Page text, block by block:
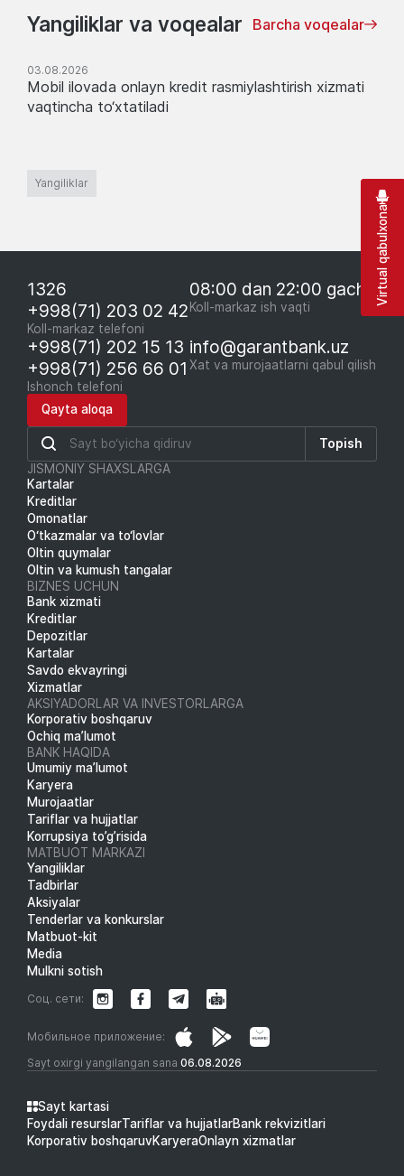
Yangiliklar va voqealar Barcha voqealar
03.08.2026
Mobil ilovada onlayn kredit rasmiylashtirish xizmati
vaqtincha to‘xtatiladi
Yangiliklar
1326
+998(71) 203 02 42
Koll-markaz telefoni
08:00 dan 22:00 gacha
Koll-markaz ish vaqti
+998(71) 202 15 13
+998(71) 256 66 01
Ishonch telefoni
info@garantbank.uz
Xat va murojaatlarni qabul qilish
Qayta aloqa
Topish
JISMONIY SHAXSLARGA
Kartalar
Kreditlar
Omonatlar
O‘tkazmalar va to‘lovlar
Oltin quymalar
Oltin va kumush tangalar
BIZNES UCHUN
Bank xizmati
Kreditlar
Depozitlar
Kartalar
Savdo ekvayringi
Xizmatlar
AKSIYADORLAR VA INVESTORLARGA
Korporativ boshqaruv
Ochiq ma’lumot
BANK HAQIDA
Umumiy ma’lumot
Karyera
Murojaatlar
Tariflar va hujjatlar
Korrupsiya to’g’risida
MATBUOT MARKAZI
Yangiliklar
Tadbirlar
Aksiyalar
Tenderlar va konkurslar
Matbuot-kit
Media
Mulkni sotish
Sayt oxirgi yangilangan sana 06.08.2026
Мобильное приложение:
Соц. сети:
Sayt kartasi
Foydali resurslarTariflar va hujjatlarBank rekvizitlari
Korporativ boshqaruvKaryeraOnlayn xizmatlar
Virtual qabulxona